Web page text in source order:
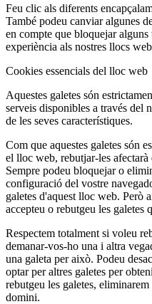
Feu clic als diferents
També podeu canviar algunes
en compte que bloquejar
experiència als nostres llocs
Cookies essencials del lloc web
Aquestes galetes són
serveis disponibles a través del
de les seves característiques.
Com que aquestes galetes són
el lloc web, rebutjar-les
Sempre podeu bloquejar o
configuració del vostre
galetes d'aquest lloc web. Però
accepteu o rebutgeu les galetes
Respectem totalment si voleu
demanar-vos-ho una i altra
una galeta per això. Podeu
optar per altres galetes per
rebutgeu les galetes,
domini.